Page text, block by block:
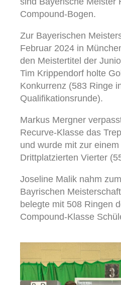
Compound-Bogen.
Zur Bayerischen
Februar 2024 in
den Meistertitel der
Tim Krippendorf holte
Konkurrenz (583 Ringe
Qualifikationsrunde).
Markus Mergner
Recurve-Klasse das
und wurde mit zur
Drittplatzierten Vierter
Joseline Malik nahm
Bayrischen
belegte mit 508 Ringen
Compound-Klasse